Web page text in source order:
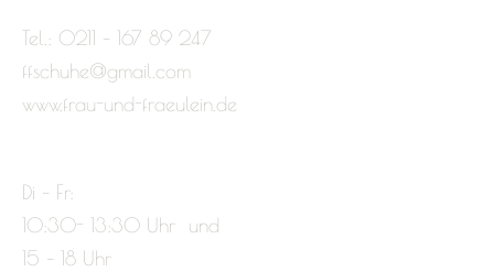
Tel.: 0211 – 167 89 247
ffschuhe@gmail.com
www.frau-und-fraeulein.de
Di – Fr:
10:30- 13:30 Uhr und
15 – 18 Uhr